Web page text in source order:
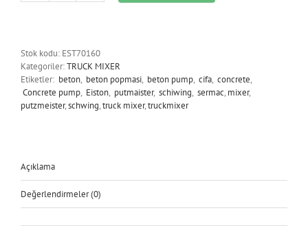
Stok kodu: EST70160
Kategoriler:TRUCK MIXER
Etiketler: beton, beton popmasi, beton pump, cifa, concrete,
Concrete pump, Eiston, putmaister, schiwing, sermac, mixer,
putzmeister,schwing,truck mixer,truckmixer
Açıklama
Değerlendirmeler (0)